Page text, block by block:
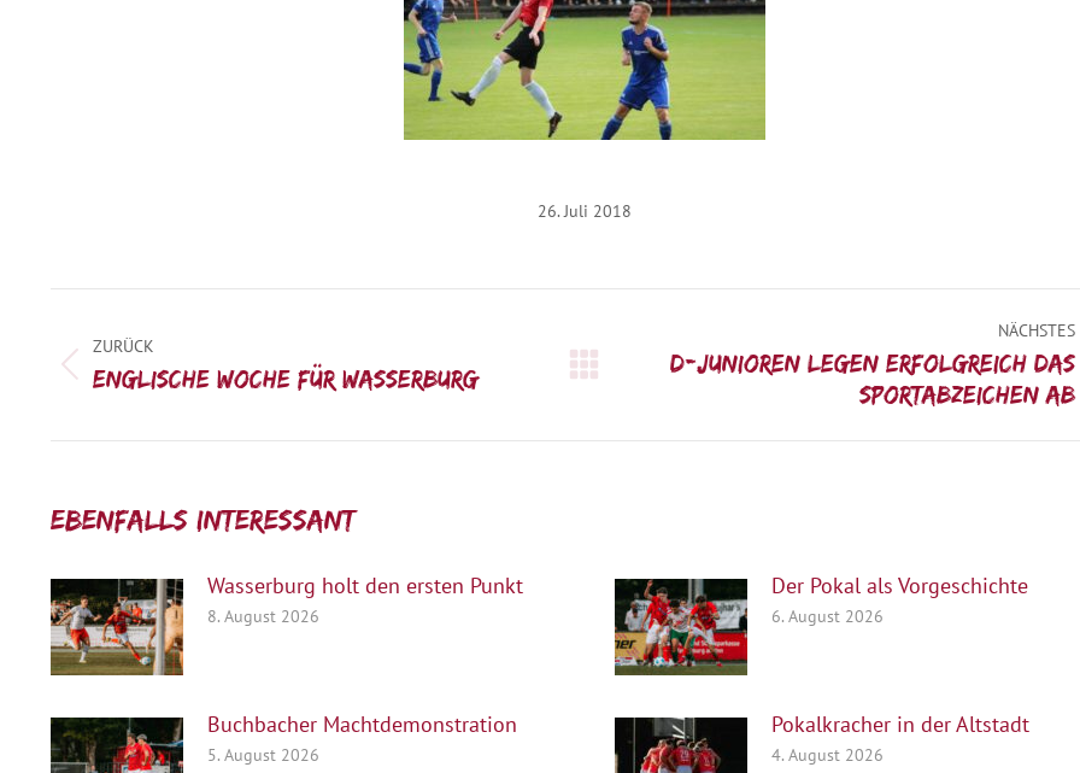
26. Juli 2018
ZURÜCK
Vorheriger
Englische Woche für Wasserburg
NÄCHSTES
Nächster
D-Junioren legen erfolgreich das
Sportabzeichen ab
Ebenfalls interessant:
Wasserburg holt den ersten Punkt
8. August 2026
Der Pokal als Vorgeschichte
6. August 2026
Buchbacher Machtdemonstration
5. August 2026
Pokalkracher in der Altstadt
4. August 2026